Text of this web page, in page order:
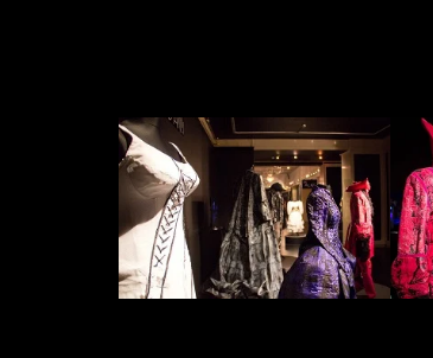
Zobacz
zdjęcie:
fot.
Jarosław
Mazurek
fot.